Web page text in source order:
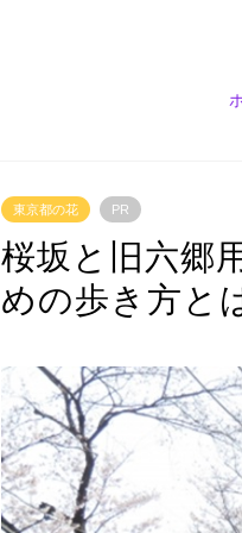
東京都の花 PR
桜坂と旧六郷
めの歩き方と